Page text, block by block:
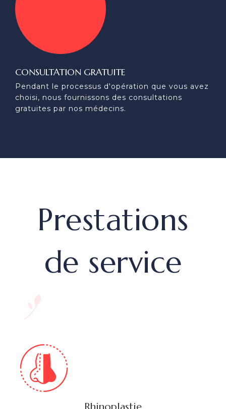
CONSULTATION GRATUITE
Pendant le processus d'opération que vous avez
choisi, nous fournissons des consultations
gratuites par nos médecins.
Prestations
de service